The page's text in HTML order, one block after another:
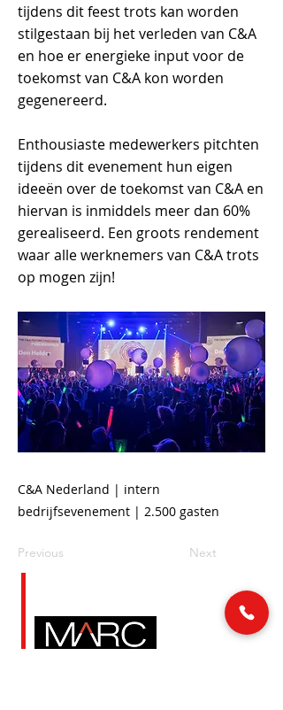
tijdens dit feest trots kan worden
stilgestaan bij het verleden van C&A
en hoe er energieke input voor de
toekomst van C&A kon worden
gegenereerd.
Enthousiaste medewerkers pitchten
tijdens dit evenement hun eigen
ideeën over de toekomst van C&A en
hiervan is inmiddels meer dan 60%
gerealiseerd. Een groots rendement
waar alle werknemers van C&A trots
op mogen zijn!
C&A Nederland | intern
bedrijfsevenement | 2.500 gasten
Previous Next